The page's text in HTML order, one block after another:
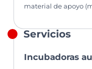
material de apoyo
Servicios
Incubadoras